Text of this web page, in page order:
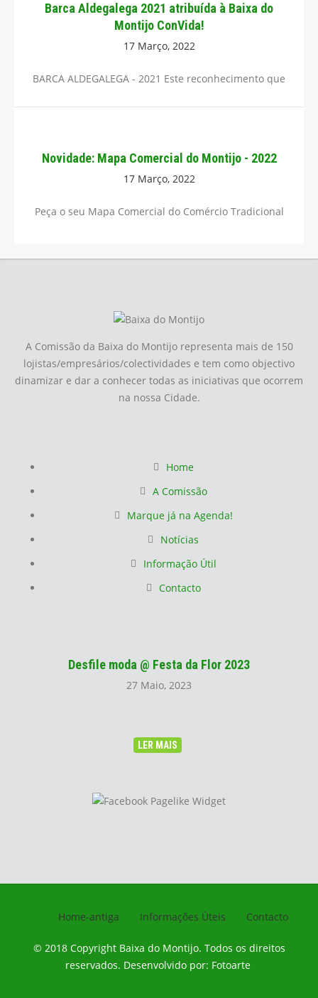
Barca Aldegalega 2021 atribuída à Baixa do
Montijo ConVida!
17 Março, 2022
BARCA ALDEGALEGA - 2021 Este reconhecimento que
Novidade: Mapa Comercial do Montijo - 2022
17 Março, 2022
Peça o seu Mapa Comercial do Comércio Tradicional
A Comissão da Baixa do Montijo representa mais de 150
lojistas/empresários/colectividades e tem como objectivo
dinamizar e dar a conhecer todas as iniciativas que ocorrem
na nossa Cidade.
Home
A Comissão
Marque já na Agenda!
Notícias
Informação Útil
Contacto
Desfile moda @ Festa da Flor 2023
27 Maio, 2023
LER MAIS
Home-antiga Informações Úteis Contacto
© 2018 Copyright Baixa do Montijo. Todos os direitos
reservados. Desenvolvido por: Fotoarte